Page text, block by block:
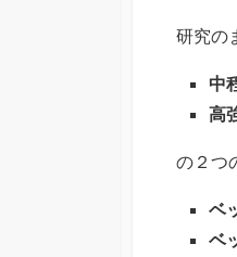
研究の
中
高
の２つ
ベ
ベ